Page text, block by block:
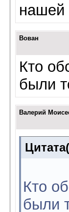
нашей
Вован
Кто
были
Валерий
Кто
были